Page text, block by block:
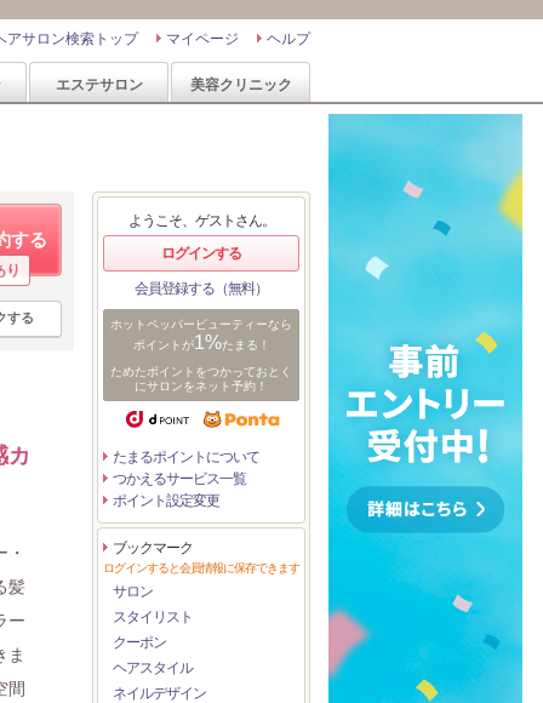
ヘルプ
マイページ
アサロン検索トップ
エステサロン 美容クリニック
する
り
する
カ
髪
ー
ま
間
ようこそ、ゲストさん。
ログインする
会員登録する（無料）
ホットペッパービューティーなら
ポイントが1%たまる！
ためたポイントをつかっておとく
にサロンをネット予約！
たまるポイントについて
つかえるサービス一覧
ポイント設定変更
ブックマーク
ログインすると会員情報に保存できます
サロン
スタイリスト
クーポン
ヘアスタイル
ネイルデザイン